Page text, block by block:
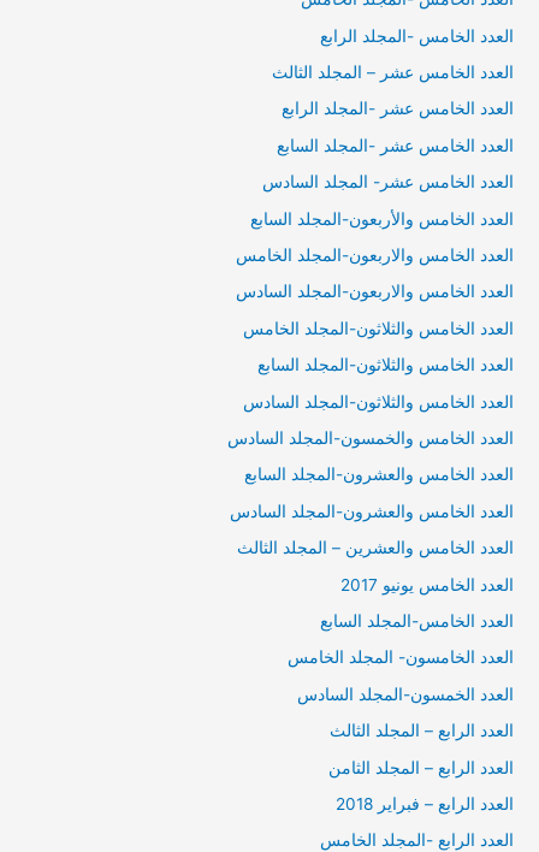
العدد الخامس -المجلد الرابع
العدد الخامس عشر – المجلد الثالث
العدد الخامس عشر -المجلد الرابع
العدد الخامس عشر -المجلد السابع
العدد الخامس عشر- المجلد السادس
العدد الخامس والأربعون-المجلد السابع
العدد الخامس والاربعون-المجلد الخامس
العدد الخامس والاربعون-المجلد السادس
العدد الخامس والثلاثون-المجلد الخامس
العدد الخامس والثلاثون-المجلد السابع
العدد الخامس والثلاثون-المجلد السادس
العدد الخامس والخمسون-المجلد السادس
العدد الخامس والعشرون-المجلد السابع
العدد الخامس والعشرون-المجلد السادس
العدد الخامس والعشرين – المجلد الثالث
العدد الخامس يونيو 2017
العدد الخامس-المجلد السابع
العدد الخامسون- المجلد الخامس
العدد الخمسون-المجلد السادس
العدد الرابع – المجلد الثالث
العدد الرابع – المجلد الثامن
العدد الرابع – فبراير 2018
العدد الرابع -المجلد الخامس